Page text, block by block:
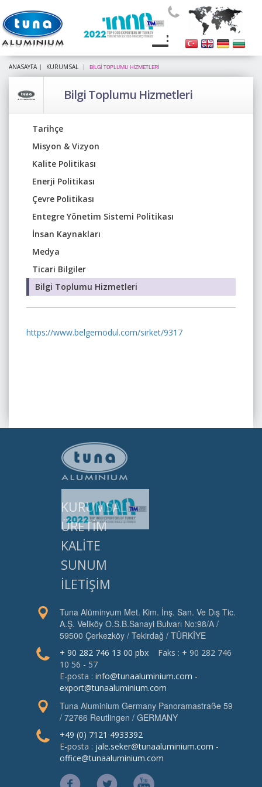
ANASAYFA KURUMSAL BİLGİ TOPLUMU HİZMETLERİ
Bilgi Toplumu Hizmetleri
Tarihçe
Misyon & Vizyon
Kalite Politikası
Enerji Politikası
Çevre Politikası
Entegre Yönetim Sistemi Politikası
İnsan Kaynakları
Medya
Ticari Bilgiler
Bilgi Toplumu Hizmetleri
https://www.belgemodul.com/sirket/9317
KURUMSAL
ÜRETİM
KALİTE
SUNUM
İLETİŞİM
Tuna Alüminyum Met. Kim. İnş. San. Ve Dış Tic.
A.Ş. Veliköy O.S.B.Sanayi Bulvarı No:98/A /
59500 Çerkezköy / Tekirdağ / TÜRKİYE
+ 90 282 746 13 00 pbx Faks : + 90 282 746
10 56 - 57
E-posta : info@tunaaluminium.com -
export@tunaaluminium.com
Tuna Aluminium Germany Panoramastraße 59
/ 72766 Reutlingen / GERMANY
+49 (0) 7121 4933392
E-posta : jale.seker@tunaaluminium.com -
office@tunaaluminium.com